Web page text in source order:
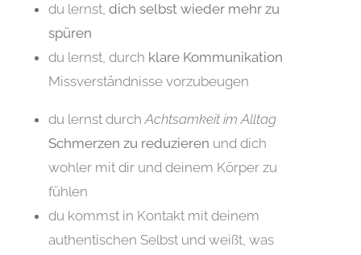
du lernst, dich selbst wieder mehr zu
spüren
du lernst, durch klare Kommunikation
Missverständnisse vorzubeugen
du lernst durchAchtsamkeit im Alltag
Schmerzen zu reduzieren und dich
wohler mit dir und deinem Körper zu
fühlen
du kommst in Kontakt mit deinem
authentischen Selbst und weißt, was